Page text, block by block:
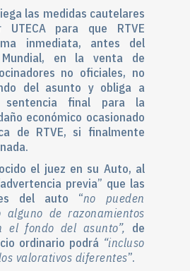
las medidas cautelares
UTECA para que RTVE
inmediata, antes del
en la venta de
no oficiales, no
del asunto y obliga a
final para la
económico ocasionado
de RTVE, si finalmente
el juez en su Auto, al
previa” que las
del auto “no pueden
de razonamientos
el fondo del asunto”, de
ordinario podrá“incluso
valorativos diferentes”.